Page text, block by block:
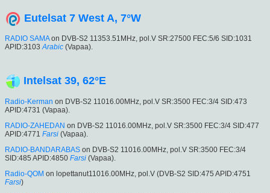
Eutelsat 7 West A, 7°W
RADIO SAMAon DVB-S2 11353.51MHz, pol.V SR:27500 FEC:5/6 SID:1031
APID:3103 Arabic (Vapaa).
Intelsat 39, 62°E
Radio-Kerman on DVB-S2 11016.00MHz, pol.V SR:3500 FEC:3/4 SID:473
APID:4731 (Vapaa).
RADIO-ZAHEDAN on DVB-S2 11016.00MHz, pol.V SR:3500 FEC:3/4 SID:477
APID:4771 Farsi (Vapaa).
RADIO-BANDARABAS on DVB-S2 11016.00MHz, pol.V SR:3500 FEC:3/4
SID:485 APID:4850 Farsi (Vapaa).
Radio-QOM on lopettanut11016.00MHz, pol.V (DVB-S2 SID:475 APID:4751
Farsi)